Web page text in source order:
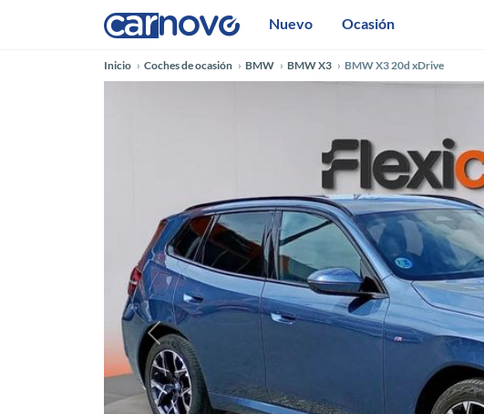
Nuevo Ocasión
Inicio Coches de ocasión BMW BMW X3 BMW X3 20d xDrive
Anterior